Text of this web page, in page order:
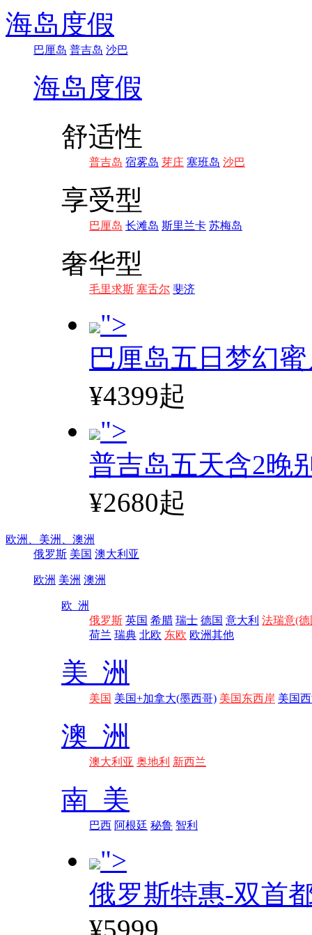
海岛度假
巴厘岛 普吉岛 沙巴
海岛度假
舒适性
普吉岛 宿雾岛 芽庄 塞班岛 沙巴
享受型
巴厘岛 长滩岛 斯里兰卡 苏梅岛
奢华型
毛里求斯 塞舌尔 斐济
">
巴厘岛五日梦幻
¥4399起
">
普吉岛五天含2晚
¥2680起
欧洲、 美洲、 澳洲
俄罗斯 美国 澳大利亚
欧洲 美洲 澳洲
欧 洲
俄罗斯 英国 希腊 瑞士 德国 意大利 法瑞意(德
荷兰 瑞典 北欧 东欧 欧洲其他
美 洲
美国 美国+加拿大(墨西哥) 美国东西岸 美国
澳 洲
澳大利亚 奥地利 新西兰
南 美
巴西 阿根廷 秘鲁 智利
">
俄罗斯特惠-双首